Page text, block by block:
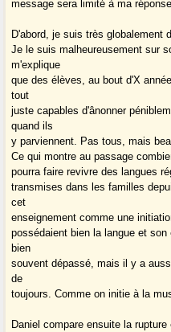
message sera limité à ma
D'abord, je suis très globalement
Je le suis malheureusement sur
m'explique
que des élèves, au bout d'X
tout
juste capables d'ânonner
quand ils
y parviennent. Pas tous, mais
Ce qui montre au passage
pourra faire revivre des langues
transmises dans les familles
cet
enseignement comme une
possédaient bien la langue et
bien
souvent dépassé, mais il y a
de
toujours. Comme on initie à la
Daniel compare ensuite la